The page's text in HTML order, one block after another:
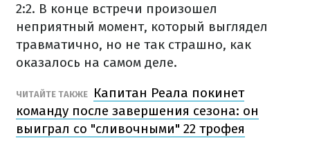
2:2. В конце встречи произошел
неприятный момент, который выглядел
травматично, но не так страшно, как
оказалось на самом деле.
ЧИТАЙТЕ ТАКЖЕ
Капитан Реала покинет
команду после завершения сезона: он
выиграл со "сливочными" 22 трофея